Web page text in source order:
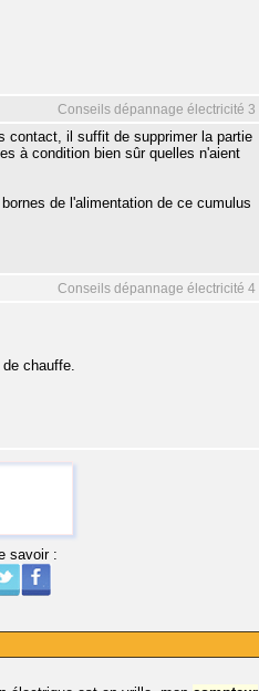
Conseils dépannage électricité 3
contact, il suffit de supprimer la partie
à condition bien sûr quelles n'aient
de l'alimentation de ce cumulus
Conseils dépannage électricité 4
chauffe.
savoir :